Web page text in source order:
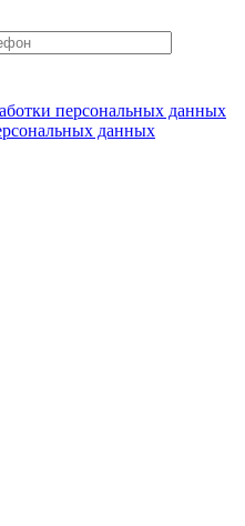
персональных данных
данных